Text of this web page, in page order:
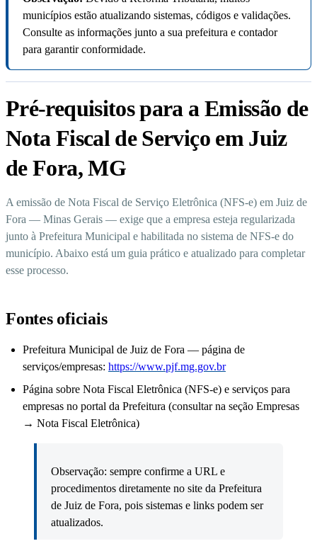
municípios estão atualizando sistemas, códigos e validações.
Consulte as informações junto a sua prefeitura e contador
para garantir conformidade.
Pré-requisitos para a Emissão de
Nota Fiscal de Serviço em Juiz
de Fora, MG
A emissão de Nota Fiscal de Serviço Eletrônica (NFS-e) em Juiz de
Fora — Minas Gerais — exige que a empresa esteja regularizada
junto à Prefeitura Municipal e habilitada no sistema de NFS-e do
município. Abaixo está um guia prático e atualizado para completar
esse processo.
Fontes oficiais
Prefeitura Municipal de Juiz de Fora — página de
serviços/empresas: https://www.pjf.mg.gov.br
Página sobre Nota Fiscal Eletrônica (NFS-e) e serviços para
empresas no portal da Prefeitura (consultar na seção Empresas
→ Nota Fiscal Eletrônica)
Observação: sempre confirme a URL e
procedimentos diretamente no site da Prefeitura
de Juiz de Fora, pois sistemas e links podem ser
atualizados.